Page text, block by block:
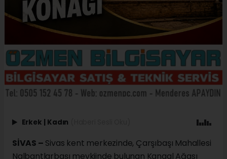
Erkek Kadın
SİVAS – Sivas kent merkezinde, Çarşıbaşı Mahallesi
Nalbantlarbaşı mevkiinde bulunan Kangal Ağası